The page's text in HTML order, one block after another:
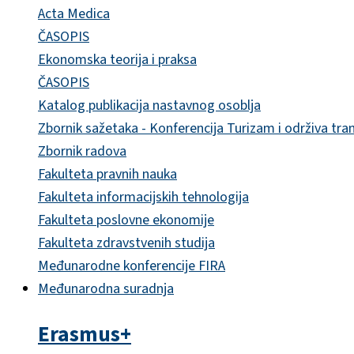
Acta Medica
ČASOPIS
Ekonomska teorija i praksa
ČASOPIS
Katalog publikacija nastavnog osoblja
Zbornik sažetaka - Konferencija Turizam i održiva
Zbornik radova
Fakulteta pravnih nauka
Fakulteta informacijskih tehnologija
Fakulteta poslovne ekonomije
Fakulteta zdravstvenih studija
Međunarodne konferencije FIRA
Međunarodna suradnja
Erasmus+